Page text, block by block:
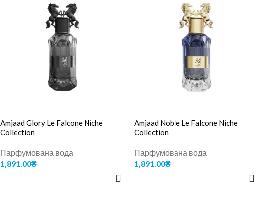
Amjaad Glory Le Falcone Niche
Collection
Парфумована вода
1,891.00₴
Amjaad Noble Le Falcone Niche
Collection
Парфумована вода
1,891.00₴